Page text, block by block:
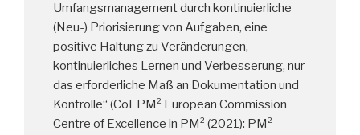
Umfangsmanagement durch kontinuierliche
(Neu-) Priorisierung von Aufgaben, eine
positive Haltung zu Veränderungen,
kontinuierliches Lernen und Verbesserung, nur
das erforderliche Maß an Dokumentation und
Kontrolle“ (CoEPM² European Commission
Centre of Excellence in PM² (2021): PM²